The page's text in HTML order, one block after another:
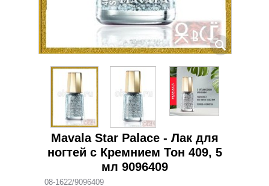
Mavala Star Palace - Лак для
ногтей с Кремнием Тон 409, 5
мл 9096409
08-1622/9096409